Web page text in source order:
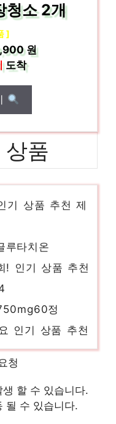
청소 2개
]
원
도착
상품
루타치온
! 인기 상품 추천
정
인기 상품 추천
청
할 수 있습니다.
될 수 있습니다.